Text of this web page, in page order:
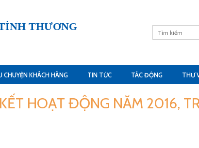
THƯƠNG
CHUYỆN KHÁCH HÀNG TIN TỨC TÁC ĐỘNG THƯ
HOẠT ĐỘNG NĂM 2016,